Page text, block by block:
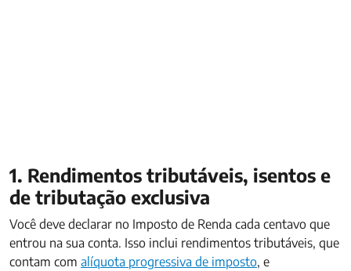
1. Rendimentos tributáveis, isentos e
de tributação exclusiva
Você deve declarar no Imposto de Renda cada centavo que
entrou na sua conta. Isso inclui rendimentos tributáveis, que
contam com alíquota progressiva de imposto, e